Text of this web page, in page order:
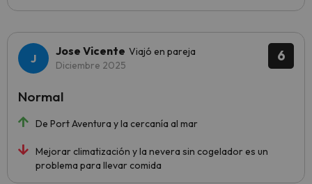
6
Jose Vicente Viajó en pareja
Diciembre 2025
De Port Aventura y la cercanía al mar
Mejorar climatización y la nevera sin cogelador es un
problema para llevar comida
Normal